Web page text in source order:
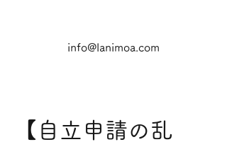
info@lanimoa.com
【自立申請の乱